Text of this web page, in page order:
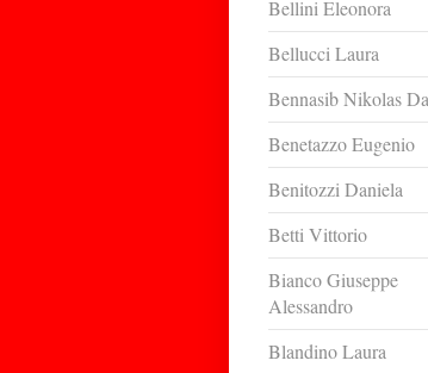
Bellini Eleonora
Bellucci Laura
Bennasib Nikolas
Benetazzo Eugenio
Benitozzi Daniela
Betti Vittorio
Bianco Giuseppe
Alessandro
Blandino Laura